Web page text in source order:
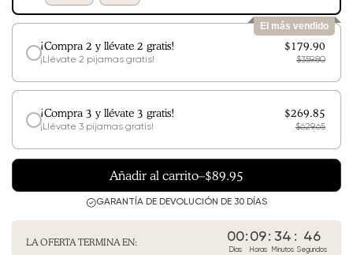
El más vendido
¡Compra 2 y llévate 2 gratis!
¡Llévate 2 pijamas gratis!
$179.90
$359.80
¡Compra 3 y llévate 3 gratis!
¡Llévate 3 pijamas gratis!
$269.85
$629.65
Añadir al carrito–$89.95
GARANTÍA DE DEVOLUCIÓN DE 30 DÍAS
LA OFERTA TERMINA EN: 00
Días
: 09
Horas
: 34
Minutos
: 44
Segundos